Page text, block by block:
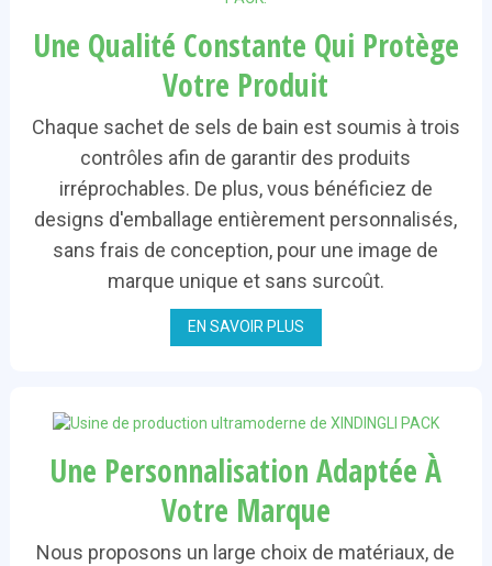
Une Qualité Constante Qui Protège
Votre Produit
Chaque sachet de sels de bain est soumis à trois
contrôles afin de garantir des produits
irréprochables. De plus, vous bénéficiez de
designs d'emballage entièrement personnalisés,
sans frais de conception, pour une image de
marque unique et sans surcoût.
EN SAVOIR PLUS
Une Personnalisation Adaptée À
Votre Marque
Nous proposons un large choix de matériaux, de